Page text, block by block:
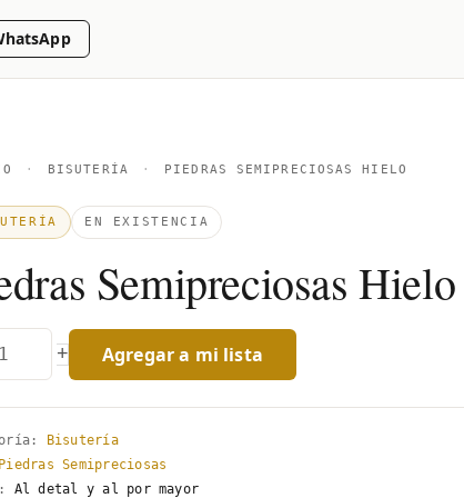
· BISUTERÍA · PIEDRAS SEMIPRECIOSAS HIELO
EN EXISTENCIA
Semipreciosas Hielo
+ Agregar a mi lista
Bisutería
Piedras Semipreciosas
Al detal y al por mayor